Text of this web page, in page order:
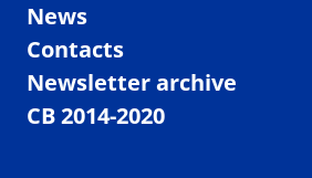
News
Contacts
Newsletter archive
CB 2014-2020